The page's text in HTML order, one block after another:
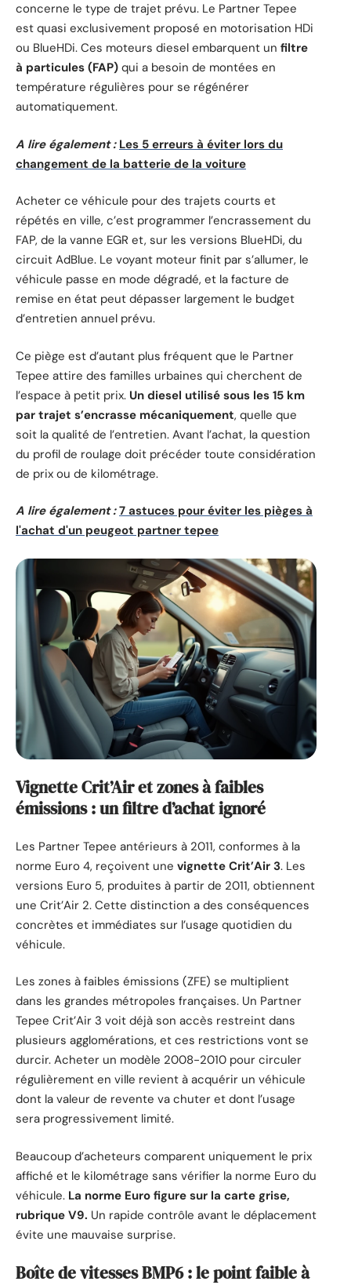
concerne le type de trajet prévu. Le Partner Tepee
est quasi exclusivement proposé en motorisation HDi
ou BlueHDi. Ces moteurs diesel embarquent un filtre
à particules (FAP) qui a besoin de montées en
température régulières pour se régénérer
automatiquement.
A lire également : Les 5 erreurs à éviter lors du
changement de la batterie de la voiture
Acheter ce véhicule pour des trajets courts et
répétés en ville, c’est programmer l’encrassement du
FAP, de la vanne EGR et, sur les versions BlueHDi, du
circuit AdBlue. Le voyant moteur finit par s’allumer, le
véhicule passe en mode dégradé, et la facture de
remise en état peut dépasser largement le budget
d’entretien annuel prévu.
Ce piège est d’autant plus fréquent que le Partner
Tepee attire des familles urbaines qui cherchent de
l’espace à petit prix. Un diesel utilisé sous les 15 km
par trajet s’encrasse mécaniquement, quelle que
soit la qualité de l’entretien. Avant l’achat, la question
du profil de roulage doit précéder toute considération
de prix ou de kilométrage.
A lire également : 7 astuces pour éviter les pièges à
l'achat d'un peugeot partner tepee
Vignette Crit’Air et zones à faibles
émissions : un filtre d’achat ignoré
Les Partner Tepee antérieurs à 2011, conformes à la
norme Euro 4, reçoivent une vignette Crit’Air 3. Les
versions Euro 5, produites à partir de 2011, obtiennent
une Crit’Air 2. Cette distinction a des conséquences
concrètes et immédiates sur l’usage quotidien du
véhicule.
Les zones à faibles émissions (ZFE) se multiplient
dans les grandes métropoles françaises. Un Partner
Tepee Crit’Air 3 voit déjà son accès restreint dans
plusieurs agglomérations, et ces restrictions vont se
durcir. Acheter un modèle 2008-2010 pour circuler
régulièrement en ville revient à acquérir un véhicule
dont la valeur de revente va chuter et dont l’usage
sera progressivement limité.
Beaucoup d’acheteurs comparent uniquement le prix
affiché et le kilométrage sans vérifier la norme Euro du
véhicule. La norme Euro figure sur la carte grise,
rubrique V9. Un rapide contrôle avant le déplacement
évite une mauvaise surprise.
Boîte de vitesses BMP6 : le point faible à